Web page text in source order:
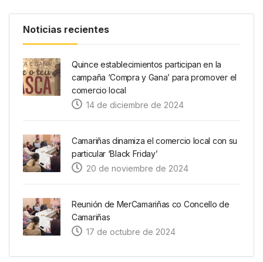
Noticias recientes
Quince establecimientos participan en la
campaña ‘Compra y Gana’ para promover el
comercio local
14 de diciembre de 2024
Camariñas dinamiza el comercio local con su
particular ‘Black Friday’
20 de noviembre de 2024
Reunión de MerCamariñas co Concello de
Camariñas
17 de octubre de 2024